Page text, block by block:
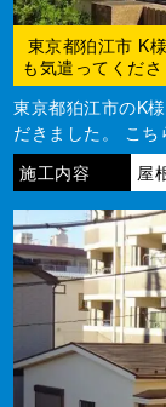
東京都狛江市 K
も気遣ってくだ
東京都狛江市のK
だきました。 こち
施工内容
屋